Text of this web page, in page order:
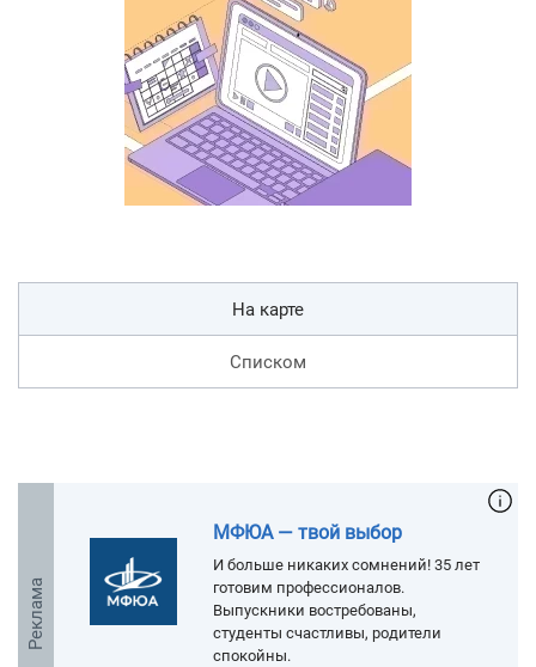
На карте
Списком
Реклама
МФЮА — твой выбор
И больше никаких сомнений! 35 лет
готовим профессионалов.
Выпускники востребованы,
студенты счастливы, родители
спокойны.